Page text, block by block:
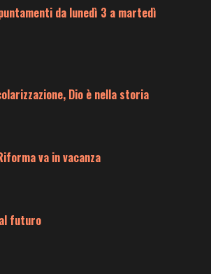
da lunedì 3 a martedì
Dio è nella storia
va in vacanza
futuro